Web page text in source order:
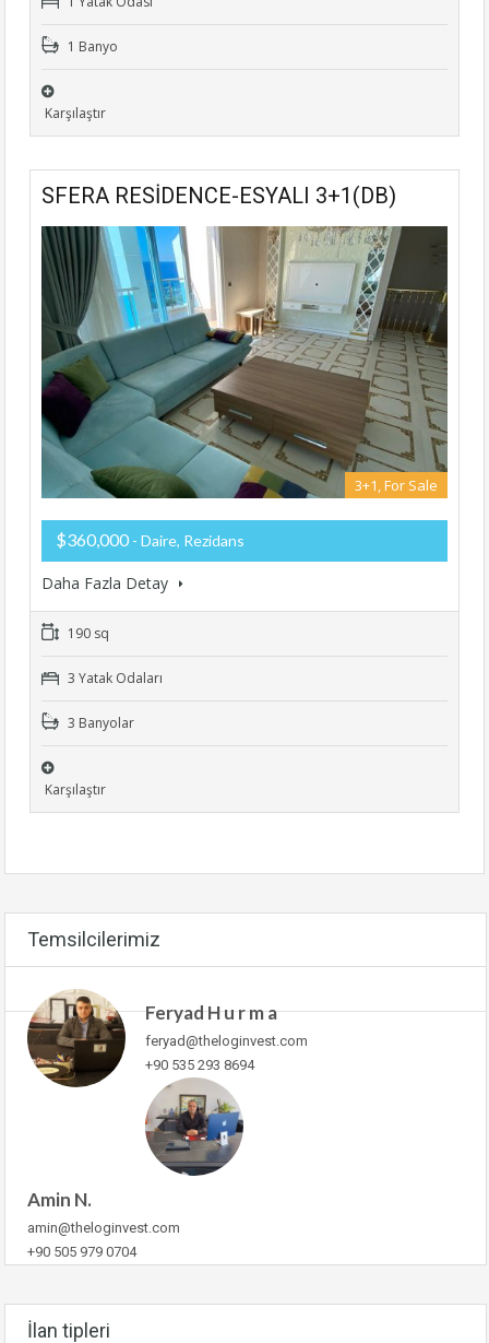
1 Banyo
Karşılaştır
SFERA RESİDENCE-ESYALI 3+1(DB)
3+1, For Sale
$360,000 - Daire, Rezidans
Daha Fazla Detay
190 sq
3 Yatak Odaları
3 Banyolar
Karşılaştır
Temsilcilerimiz
Feryad H u r m a
feryad@theloginvest.com
+90 535 293 8694
Amin N.
amin@theloginvest.com
+90 505 979 0704
İlan tipleri